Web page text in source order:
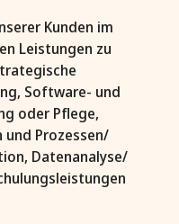
Kunden im
Leistungen zu
Software- und
oder Pflege,
und Prozessen/
Datenanalyse/